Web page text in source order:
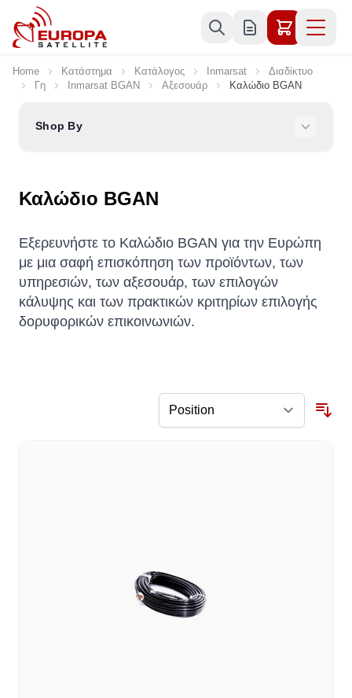
Skip to Content
Home Κατάστημα Κατάλογος Inmarsat
Διαδίκτυο
Γη
Inmarsat BGAN Αξεσουάρ Καλώδιο BGAN
Shop By
Καλώδιο BGAN
Εξερευνήστε το Καλώδιο BGAN για την Ευρώπη
με μια σαφή επισκόπηση των προϊόντων, των
υπηρεσιών, των αξεσουάρ, των επιλογών
κάλυψης και των πρακτικών κριτηρίων επιλογής
δορυφορικών επικοινωνιών.